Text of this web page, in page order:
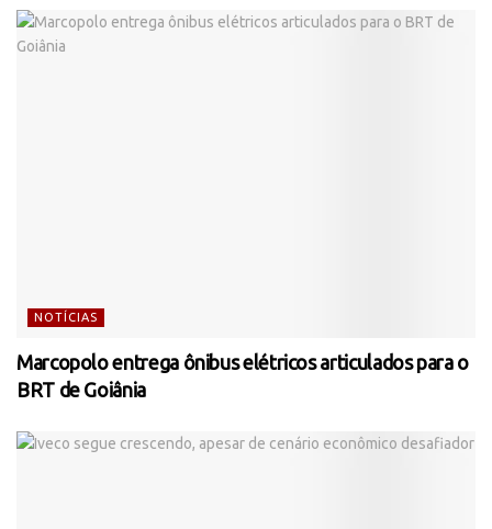
NOTÍCIAS
Marcopolo entrega ônibus elétricos articulados para o
BRT de Goiânia